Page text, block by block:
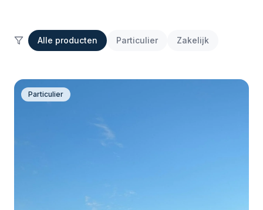
Alle producten Particulier Zakelijk
Particulier